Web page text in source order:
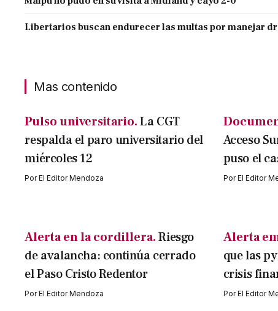
Libertarios buscan endurecer las multas por manejar
Mas contenido
Pulso universitario. La CGT
respalda el paro universitario del
miércoles 12
PorEl Editor Mendoza
Acceso
puso el
PorEl Editor
Alerta en la cordillera. Riesgo
de avalancha: continúa cerrado
el Paso Cristo Redentor
PorEl Editor Mendoza
Alerta
que las
crisis
PorEl Editor